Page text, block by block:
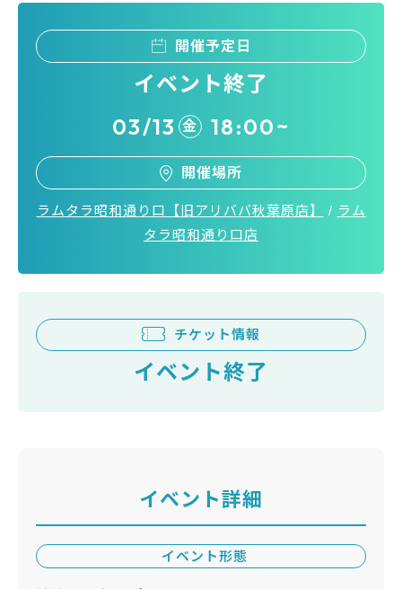
開催予定日
イベント終了
03/13 金 18:00~
開催場所
ラムタラ昭和通り口【旧アリババ秋葉原店】 / ラム
タラ昭和通り口店
チケット情報
イベント終了
イベント詳細
イベント形態